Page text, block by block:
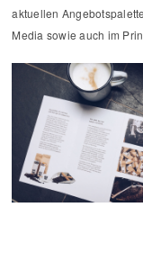
aktuellen
Media sowie auch im